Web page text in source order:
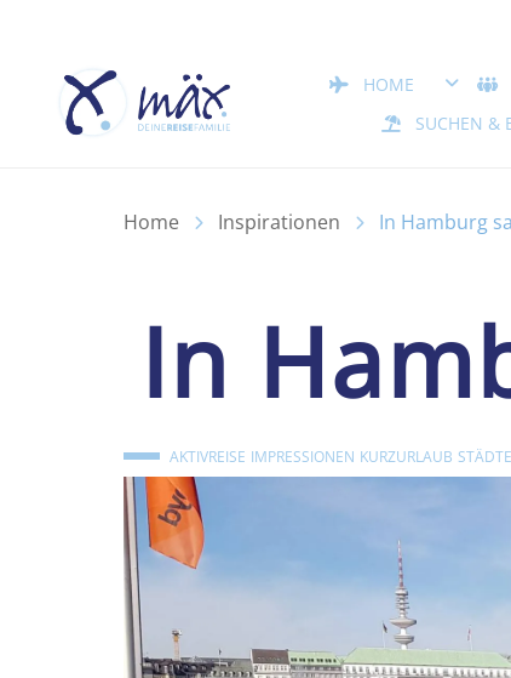
Reisefamilie Mäx –
HOME
SUCHEN &
Home Inspirationen In Hamburg
In
AKTIVREISE IMPRESSIONEN KURZURLAUB